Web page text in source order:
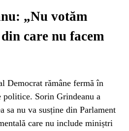
„Nu votăm
care nu facem
Democrat rămâne fermă în
politice. Sorin Grindeanu a
sa nu va susține din Parlament
care nu include miniștri